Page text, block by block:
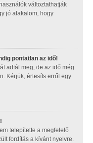
változtathatják
jó alakalom, hogy
pontatlan az idő!
adtál meg, de az idő még
Kérjük, értesíts erről egy
telepítette a megfelelő
fordítás a kívánt nyelvre.